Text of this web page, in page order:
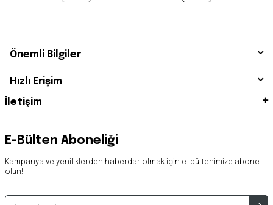
Önemli Bilgiler
Hızlı Erişim
İletişim
E-Bülten Aboneliği
Kampanya ve yeniliklerden haberdar olmak için e-bültenimize abone
olun!